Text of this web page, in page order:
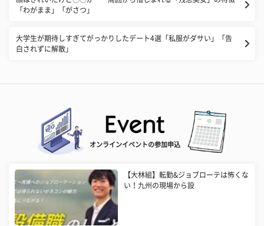
「わがまま」「がさつ」
大学生が期待しすぎてがっかりしたデート4選「私服がダサい」「告
白されずに解散」
オンラインイベントの参加申込
【大林組】転勤&ジョブローテは怖くな
い！九州の現場から設